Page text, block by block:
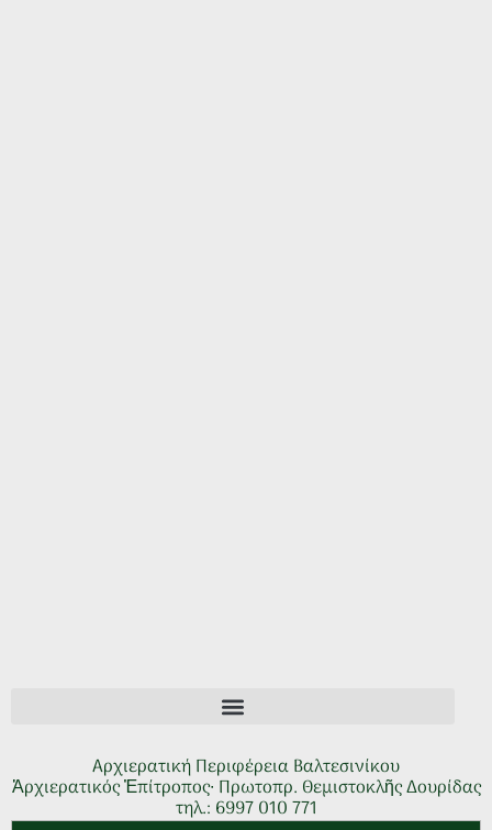
Αρχιερατική Περιφέρεια Βαλτεσινίκου
Ἀρχιερατικός Ἐπίτροπος∙ Πρωτοπρ. Θεμιστοκλῆς Δουρίδας
τηλ.: 6997 010 771